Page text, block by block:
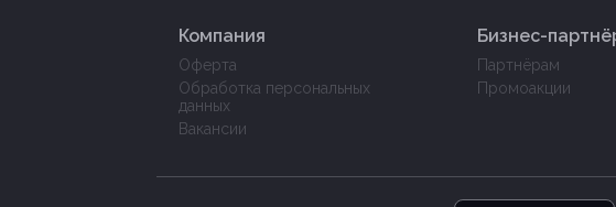
Компания
Оферта
Обработка персональных
данных
Вакансии
Бизнес-
Партнёрам
Промоакции